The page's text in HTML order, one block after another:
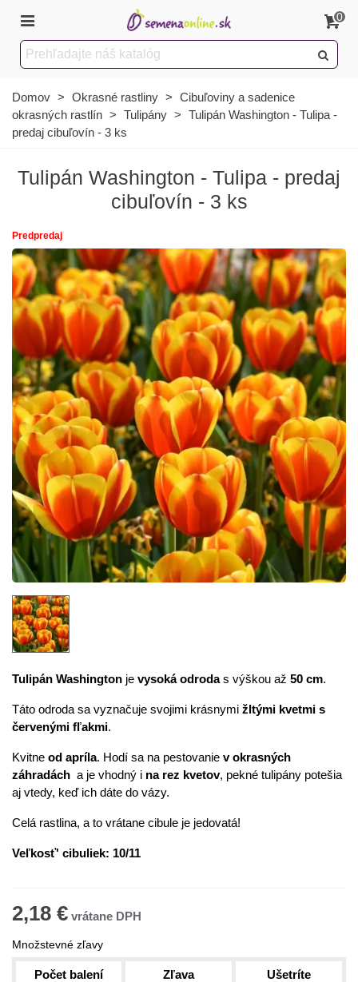
0
Domov > Okrasné rastliny > Cibuľoviny a sadenice
okrasných rastlín > Tulipány > Tulipán Washington - Tulipa -
predaj cibuľovín - 3 ks
Tulipán Washington - Tulipa - predaj
cibuľovín - 3 ks
Predpredaj
Tulipán Washington je vysoká odrodas výškou až 50 cm.
Táto odroda sa vyznačuje svojimi krásnymi žltými kvetmi s
červenými fľakmi.
Kvitne od apríla. Hodí sa na pestovanie v okrasných
záhradách a je vhodný i na rez kvetov, pekné tulipány potešia
aj vtedy, keď ich dáte do vázy.
Celá rastlina, a to vrátane cibule je jedovatá!
Veľkosť' cibuliek: 10/11
2,18 €
Množstevné zľavy
Počet balení Zľava Ušetríte